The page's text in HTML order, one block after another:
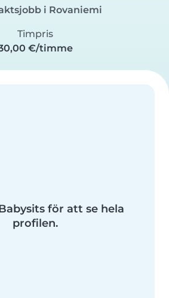
i Rovaniemi
Timpris
€/timme
för att se hela
profilen.